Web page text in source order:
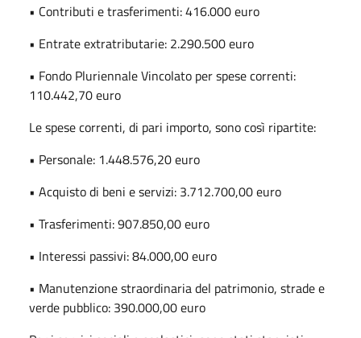
• Contributi e trasferimenti: 416.000 euro
• Entrate extratributarie: 2.290.500 euro
• Fondo Pluriennale Vincolato per spese correnti:
110.442,70 euro
Le spese correnti, di pari importo, sono così ripartite:
• Personale: 1.448.576,20 euro
• Acquisto di beni e servizi: 3.712.700,00 euro
• Trasferimenti: 907.850,00 euro
• Interessi passivi: 84.000,00 euro
• Manutenzione straordinaria del patrimonio, strade e
verde pubblico: 390.000,00 euro